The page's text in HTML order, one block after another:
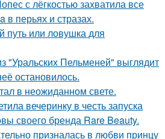
с лёгкостью захватила все
перьях и стразах.
путь или ловушка для
"Уральских Пельменей" выглядит
остановилось.
в неожиданном свете.
вечеринку в честь запуска
своего бренда Rare Beauty.
призналась в любви принцу